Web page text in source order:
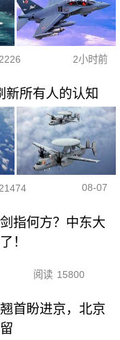
2226 2小时前
新所有人的认知
08-07
指何方？中东大
！
阅读 15800
首盼进京，北京